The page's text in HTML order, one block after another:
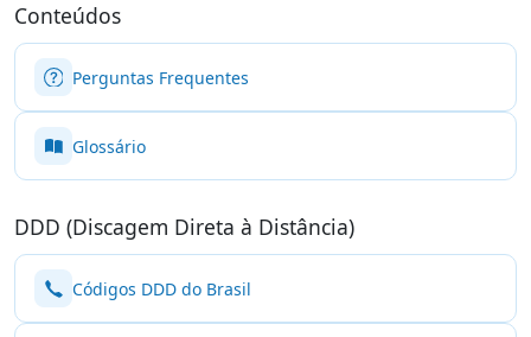
Conteúdos
Perguntas Frequentes
Glossário
DDD (Discagem Direta à Distância)
Códigos DDD do Brasil